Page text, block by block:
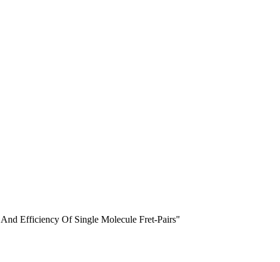
Efficiency Of Single Molecule Fret-Pairs"